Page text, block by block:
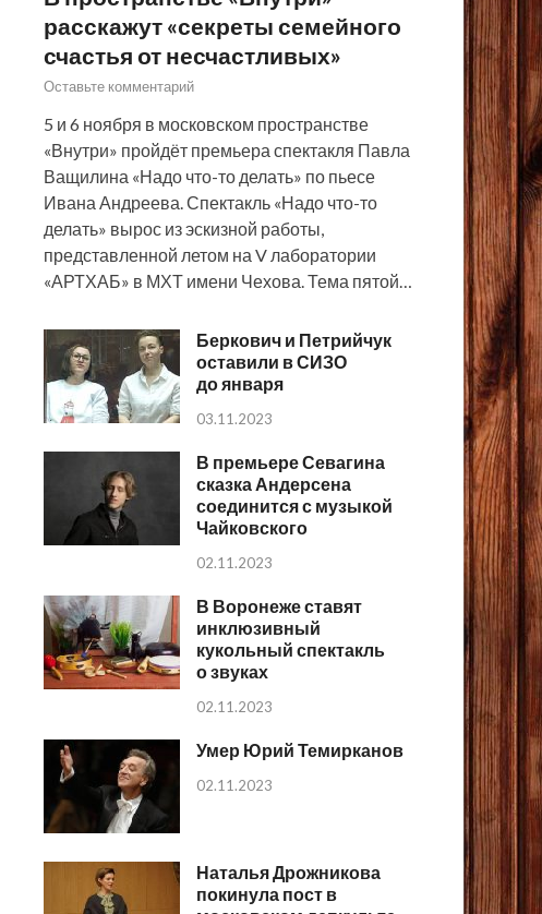
расскажут «секреты семейного
счастья от несчастливых»
Оставьте комментарий
5 и 6 ноября в московском пространстве
«Внутри» пройдёт премьера спектакля Павла
Ващилина «Надо что-то делать» по пьесе
Ивана Андреева. Спектакль «Надо что-то
делать» вырос из эскизной работы,
представленной летом на V лаборатории
«АРТХАБ» в МХТ имени Чехова. Тема пятой…
Беркович и Петрийчук
оставили в СИЗО
до января
03.11.2023
В премьере Севагина
сказка Андерсена
соединится с музыкой
Чайковского
02.11.2023
В Воронеже ставят
инклюзивный
кукольный спектакль
о звуках
02.11.2023
Умер Юрий Темирканов
02.11.2023
Наталья Дрожникова
покинула пост в